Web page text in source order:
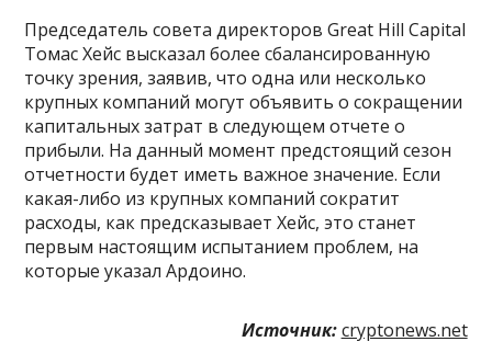
Председатель совета директоров Great Hill Capital
Томас Хейс высказал более сбалансированную
точку зрения, заявив, что одна или несколько
крупных компаний могут объявить о сокращении
капитальных затрат в следующем отчете о
прибыли. На данный момент предстоящий сезон
отчетности будет иметь важное значение. Если
какая-либо из крупных компаний сократит
расходы, как предсказывает Хейс, это станет
первым настоящим испытанием проблем, на
которые указал Ардоино.
Источник: cryptonews.net